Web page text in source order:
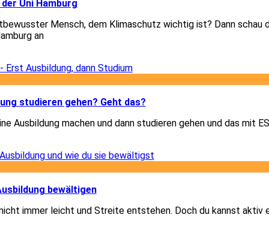
Uni Hamburg
Mensch, dem Klimaschutz wichtig ist? Dann schau
an
studieren gehen? Geht das?
Ausbildung machen und dann studieren gehen und das mit
bewältigen
immer leicht und Streite entstehen. Doch du kannst aktiv